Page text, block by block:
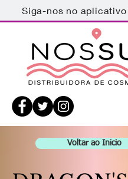
Siga-nos no aplicativo
Voltar ao Inicio